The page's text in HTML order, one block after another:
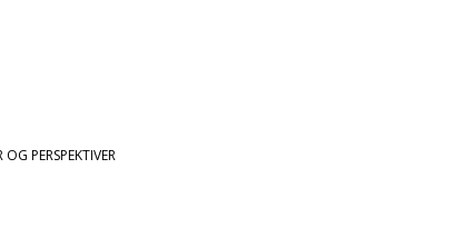
PERSPEKTIVER